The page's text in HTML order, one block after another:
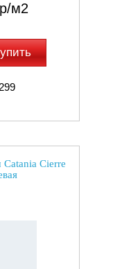
р/м2
Cierre